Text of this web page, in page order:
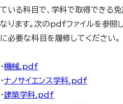
ている科目で、学科で取得できる
なります。次のpdfファイルを参照
に必要な科目を履修してください。
・機械.pdf
・ナノサイエンス学科.pdf
・建築学科.pdf